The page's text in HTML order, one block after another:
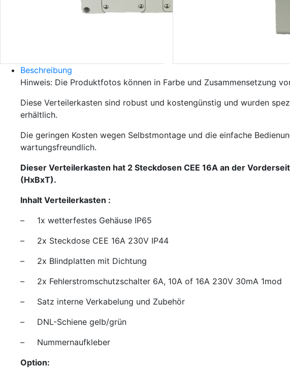
Beschreibung
Hinweis: Die Produktfotos können in Farbe und Zusammensetzung
Diese Verteilerkasten sind robust und kostengünstig und wurden
erhältlich.
Die geringen Kosten wegen Selbstmontage und die einfache
wartungsfreundlich.
Dieser Verteilerkasten hat 2 Steckdosen CEE 16A an der
(HxBxT).
Inhalt Verteilerkasten :
– 1x wetterfestes Gehäuse IP65
– 2x Steckdose CEE 16A 230V IP44
– 2x Blindplatten mit Dichtung
– 2x Fehlerstromschutzschalter 6A, 10A of 16A 230V 30mA 1mod
– Satz interne Verkabelung und Zubehör
– DNL-Schiene gelb/grün
– Nummernaufkleber
Option: